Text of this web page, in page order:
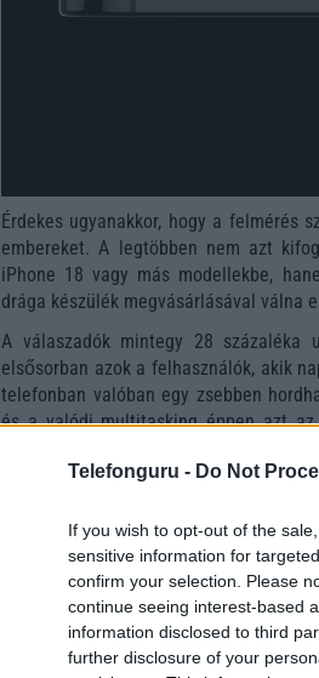
Telefonguru - Do Not
If you wish to opt-out of the
sensitive information for
confirm your selection. Please
continue seeing interest-based
information disclosed to third
further disclosure of your
Érdekes ugyanakkor, hogy a felmérés
embereket. A legtöbben nem azt
iPhone 18 vagy más modellekbe,
drága készülék megvásárlásával válna
A válaszadók mintegy 28 százaléka
elsősorban azok a felhasználók, akik
telefonban valóban egy zsebben
és a valódi multitasking éppen azt
Az Apple számára ugyanakkor
úgy érezheti, hogy a többablakos
képesség, amelynek minden modern